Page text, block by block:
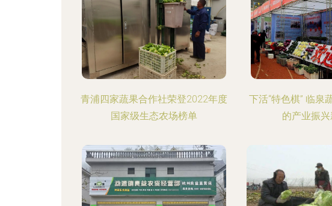
青浦四家蔬果合作社荣登2022年度
国家级生态农场榜单
下活“特色棋” 临泉
的产业振